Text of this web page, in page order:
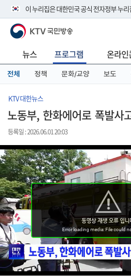
이 누리집은 대한민국 공식 전자정부 누
공식 누리집 주소 확인하기
니다.
이밖에 or.kr 또는 .kr등 다른 도메인 주소
서 도메인 주소를 확인해 보세요
KTV 국민방송
뉴스 프로그램 온라
전체 정책 문화/교양 보도
KTV 대한뉴스
노동부, 한화에어로 폭발사
등록일 : 2026.06.01 20:03